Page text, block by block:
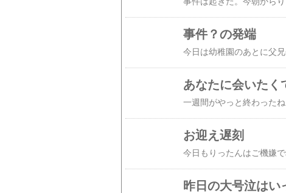
事件？の発端
あなたに会いたく
お迎え遅刻
昨日の大号泣は